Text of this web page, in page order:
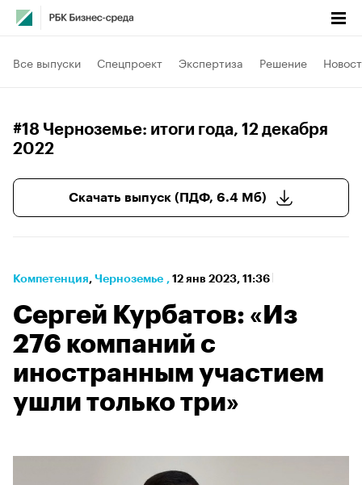
Все выпуски Спецпроект Экспертиза Решение
#18 Черноземье: итоги года, 12 декабря
2022
Скачать выпуск (ПДФ, 6.4 Мб)
Компетенция⁠, Черноземье , 12 янв 2023, 11:36
Сергей Курбатов: «Из
276 компаний с
иностранным участием
ушли только три»